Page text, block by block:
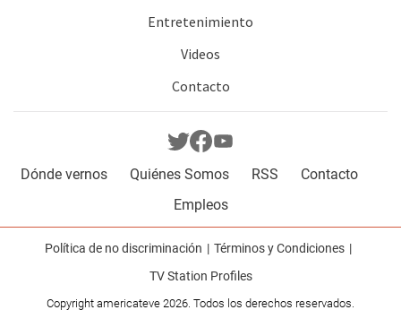
Entretenimiento
Videos
Contacto
Dónde vernos Quiénes Somos RSS
Contacto
Empleos
Política de no discriminación
Términos y Condiciones
TV Station Profiles
Copyright americateve 2026. Todos los derechos reservados.